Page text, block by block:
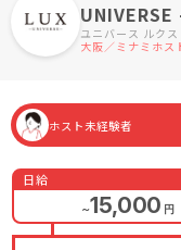
UNIVERSE
ユニバース ルクス
大阪／ミナミホス
ホスト未経験者
日給
～15,000 円